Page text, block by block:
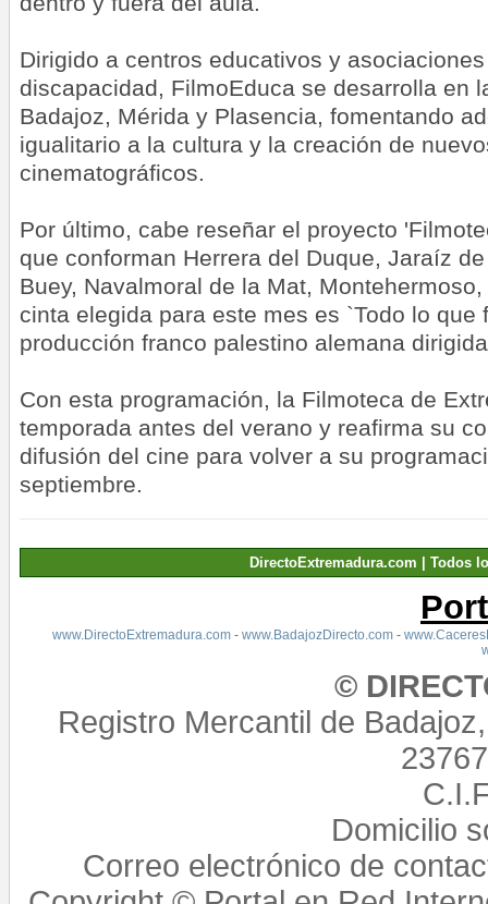
Dirigido a centros educativos y
discapacidad, FilmoEduca se desarrolla en
Badajoz, Mérida y Plasencia, fomentando
igualitario a la cultura y la creación de
cinematográficos.
Por último, cabe reseñar el proyecto
que conforman Herrera del Duque, Jaraíz
Buey, Navalmoral de la Mat,
cinta elegida para este mes es `Todo lo que
producción franco palestino alemana
Con esta programación, la Filmoteca de
temporada antes del verano y reafirma su
difusión del cine para volver a su
septiembre.
DirectoExtremadura.com | Todos
www.DirectoExtremadura.com- www.BadajozDirecto.com-
©
Registro Mercantil de
Domicilio
Correo electrónico de